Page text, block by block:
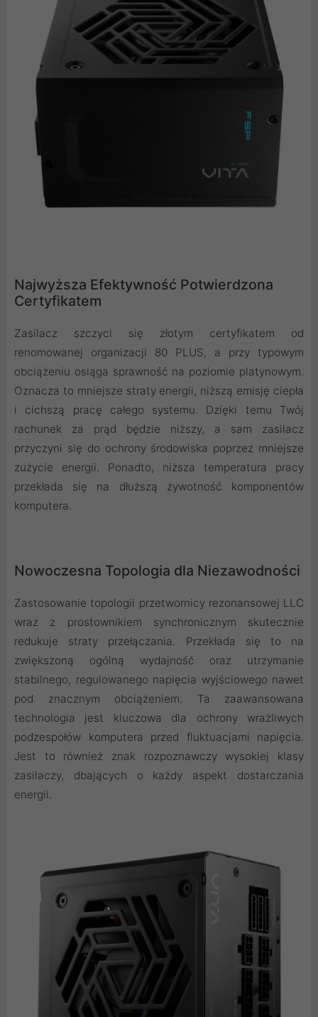
Najwyższa Efektywność Potwierdzona
Certyfikatem
Zasilacz szczyci się złotym certyfikatem od
renomowanej organizacji 80 PLUS, a przy typowym
obciążeniu osiąga sprawność na poziomie platynowym.
Oznacza to mniejsze straty energii, niższą emisję ciepła
i cichszą pracę całego systemu. Dzięki temu Twój
rachunek za prąd będzie niższy, a sam zasilacz
przyczyni się do ochrony środowiska poprzez mniejsze
zużycie energii. Ponadto, niższa temperatura pracy
przekłada się na dłuższą żywotność komponentów
komputera.
Nowoczesna Topologia dla Niezawodności
Zastosowanie topologii przetwornicy rezonansowej LLC
wraz z prostownikiem synchronicznym skutecznie
redukuje straty przełączania. Przekłada się to na
zwiększoną ogólną wydajność oraz utrzymanie
stabilnego, regulowanego napięcia wyjściowego nawet
pod znacznym obciążeniem. Ta zaawansowana
technologia jest kluczowa dla ochrony wrażliwych
podzespołów komputera przed fluktuacjami napięcia.
Jest to również znak rozpoznawczy wysokiej klasy
zasilaczy, dbających o każdy aspekt dostarczania
energii.